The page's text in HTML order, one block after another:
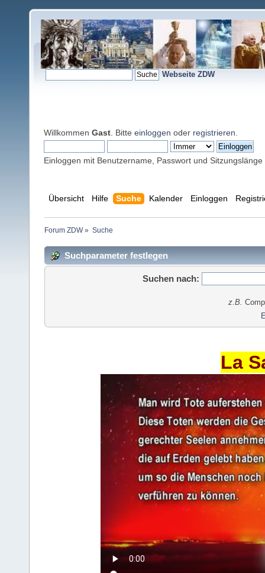
Webseite ZDW
Willkommen Gast . Bitte einloggen oder registrieren
Einloggen mit Benutzername, Passwort und Sitzungslänge
Übersicht Hilfe Suche Kalender Einloggen
Forum ZDW» Suche
Suchparameter festlegen
Suchen nach:
z.B.
La